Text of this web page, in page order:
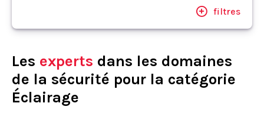
filtres
Les experts dans les domaines
de la sécurité pour la catégorie
Éclairage